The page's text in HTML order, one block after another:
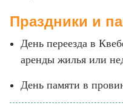
Праздники и
День переезда в
аренды жилья или
День памяти в